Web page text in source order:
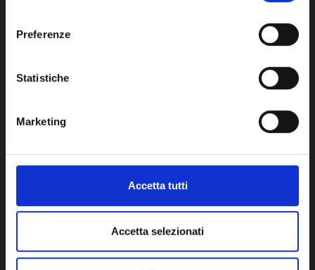
Preferenze
Statistiche
Marketing
Accetta tutti
Accetta selezionati
CM60081017